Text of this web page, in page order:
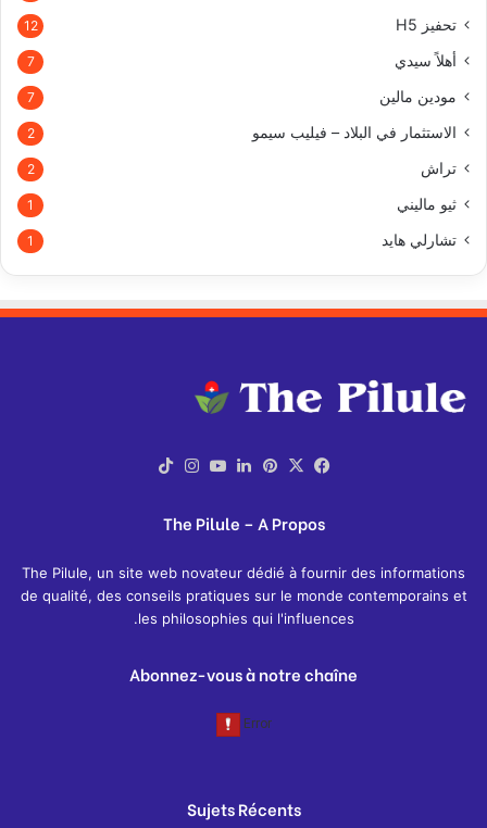
تحفيز H5 12
أهلاً سيدي 7
مودين مالين 7
الاستثمار في البلاد – فيليب سيمو 2
تراش 2
ثيو ماليني 1
تشارلي هايد 1
فيسبوك
X بينتيريست
لينكدإنيوتيوبانستقرام
The Pilule – A Propos
The Pilule, un site web novateur dédié à fournir des informations
de qualité, des conseils pratiques sur le monde contemporains et
les philosophies qui l'influences.
Abonnez-vous à notre chaîne
Sujets Récents